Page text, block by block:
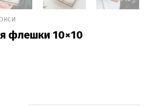
флешки 10×10